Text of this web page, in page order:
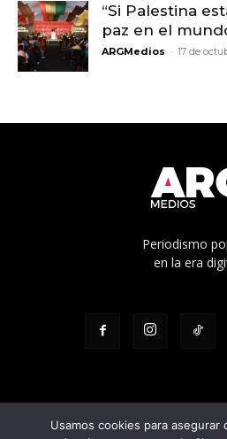
“Si Palestina
paz en el
ARGMedios - 17 de
Periodismo
en la era
Usamos cookies para asegurar